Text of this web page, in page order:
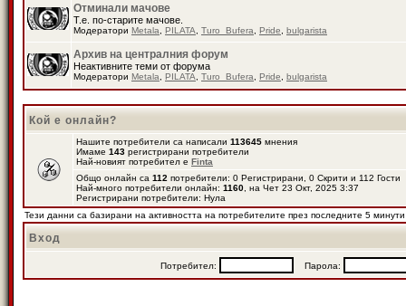
Отминали мачове
Т.е. по-старите мачове.
Модератори Metala PILATA Turo_Bufera Pride bulgarista
Архив на централния форум
Неактивните теми от форума
Модератори Metala PILATA Turo_Bufera Pride bulgarista
Кой е онлайн?
Нашите потребители са написали 113645 мнения
Имаме 143 регистрирани потребители
Най-новият потребител е Finta
Общо онлайн са 112 потребители: 0 Регистрирани, 0 Скрити и 112
Най-много потребители онлайн: 1160 , на Чет 23 Окт, 2025 3:37
Регистрирани потребители: Нула
Тези данни са базирани на активността на потребителите през последните 5 минути
Вход
Потребител: Парола: